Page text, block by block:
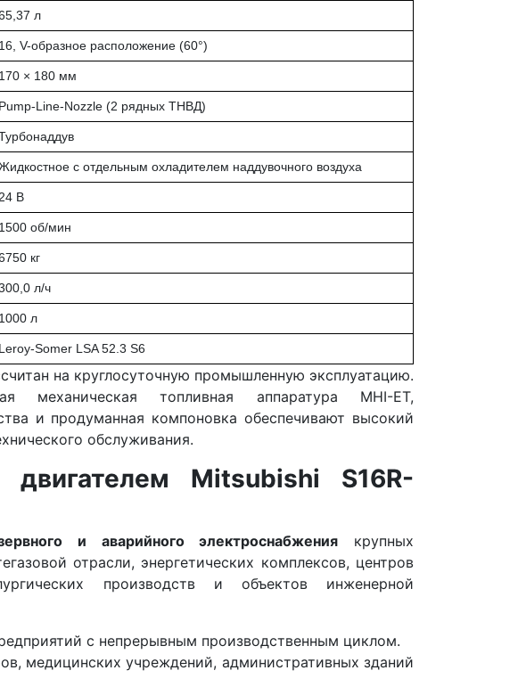
л
16, V-образное расположение (60°)
170 × 180 мм
Pump-Line-Nozzle (2 рядных ТНВД)
с отдельным охладителем наддувочного воздуха
24 В
1500 об/мин
кг
л/ч
1000 л
Leroy-Somer LSA 52.3 S6
на круглосуточную промышленную эксплуатацию.
механическая топливная аппаратура MHI-ET,
и продуманная компоновка обеспечивают высокий
обслуживания.
Mitsubishi S16R-
и аварийного электроснабжения крупных
отрасли, энергетических комплексов, центров
производств и объектов инженерной
с непрерывным производственным циклом.
медицинских учреждений, административных зданий